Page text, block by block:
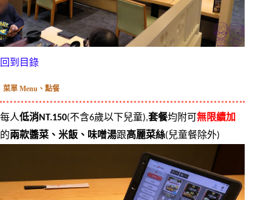
回到目錄
菜單 Menu、點餐
每人低消NT.150(不含6歲以下兒童),套餐均附可 無限續加
的兩款醬菜、米飯、味噌湯跟高麗菜絲(兒童餐除外)